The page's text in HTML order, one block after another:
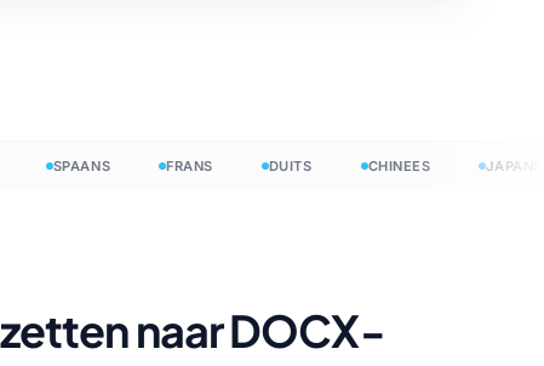
SPAANS FRANS DUITS CHINEES JAPANS
naar DOCX-